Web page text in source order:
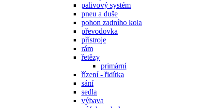
palivový systém
pneu a duše
pohon zadního kola
převodovka
přístroje
rám
řetězy
primární
řízení - řidítka
sání
sedla
výbava